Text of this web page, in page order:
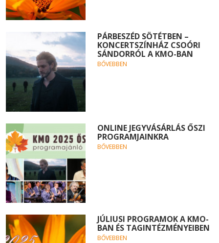
PÁRBESZÉD SÖTÉTBEN –
KONCERTSZÍNHÁZ CSOÓRI
SÁNDORRÓL A KMO-BAN
BŐVEBBEN
ONLINE JEGYVÁSÁRLÁS ŐSZI
PROGRAMJAINKRA
BŐVEBBEN
JÚLIUSI PROGRAMOK A KMO-
BAN ÉS TAGINTÉZMÉNYEIBEN
BŐVEBBEN